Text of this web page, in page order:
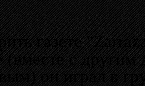
газете
(вместе с
он играл в